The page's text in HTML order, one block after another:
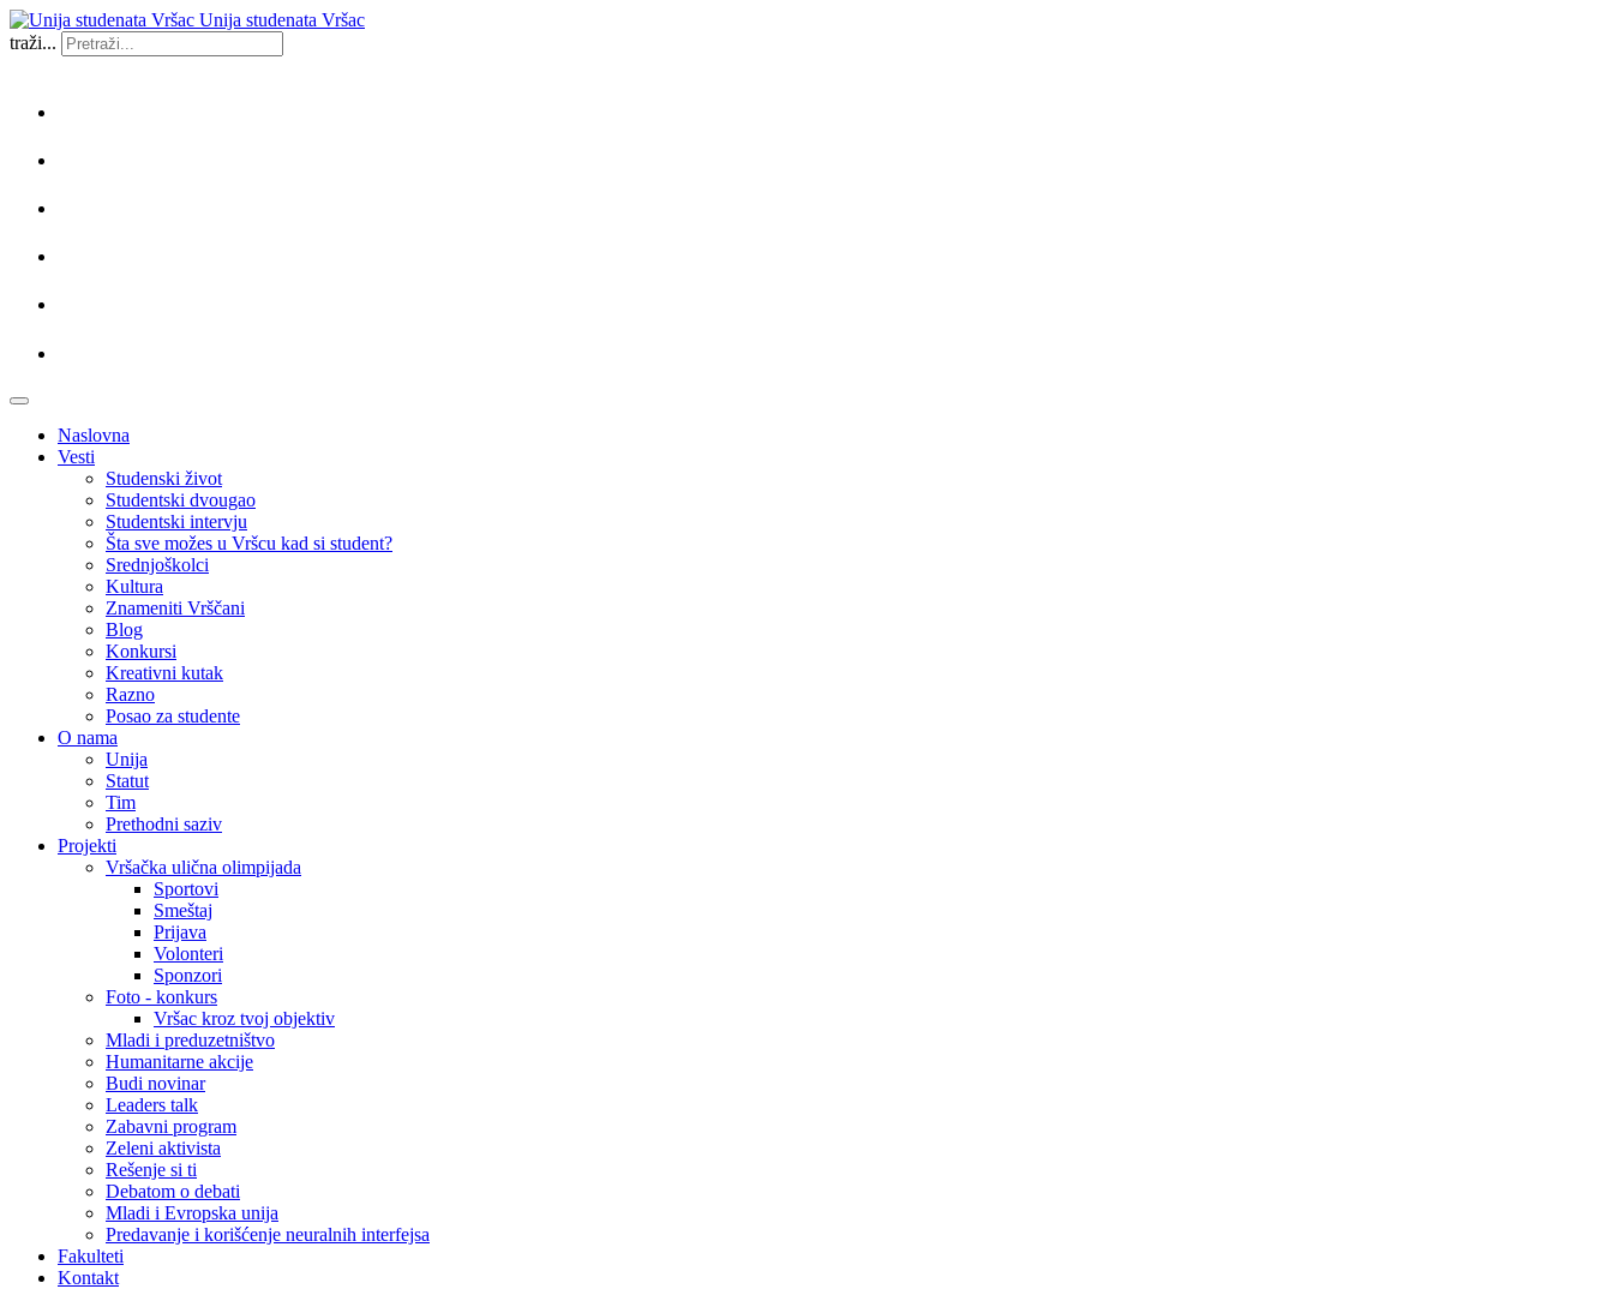
Unija studenata Vršac
traži...
Naslovna
Vesti
Studenski život
Studentski dvougao
Studentski intervju
Šta sve možes u Vršcu kad si student?
Srednjoškolci
Kultura
Znameniti Vrščani
Blog
Konkursi
Kreativni kutak
Razno
Posao za studente
O nama
Unija
Statut
Tim
Prethodni saziv
Projekti
Vršačka ulična olimpijada
Sportovi
Smeštaj
Prijava
Volonteri
Sponzori
Foto - konkurs
Vršac kroz tvoj objektiv
Mladi i preduzetništvo
Humanitarne akcije
Budi novinar
Leaders talk
Zabavni program
Zeleni aktivista
Rešenje si ti
Debatom o debati
Mladi i Evropska unija
Predavanje i korišćenje neuralnih interfejsa
Fakulteti
Kontakt